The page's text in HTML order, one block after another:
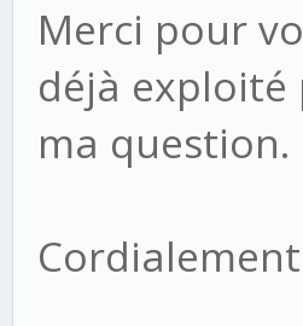
Merci pour
déjà exploité
ma question.